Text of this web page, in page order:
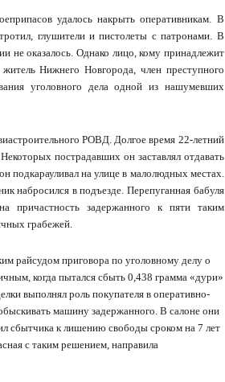
удалось накрыть оперативникам. В
глушители и пистолеты с патронами. В
не оказалось. Однако лицо, кому принадлежит
Нижнего Новгорода, член преступного
уголовного дела одной из нашумевших
РОВД. Долгое время 22-летний
пострадавших он заставлял отдавать
подкарауливал на улице в малолюдных местах.
набросился в подъезде. Перепуганная бабуля
причастность задержанного к пяти таким
грабежей.
райсудом приговора по уголовному делу о
когда пытался сбыть 0,438 грамма «дури»
выполнял роль покупателя в оперативно-
машину задержанного. В салоне они
сбытчика к лишению свободы сроком на 7 лет
с таким решением, направила